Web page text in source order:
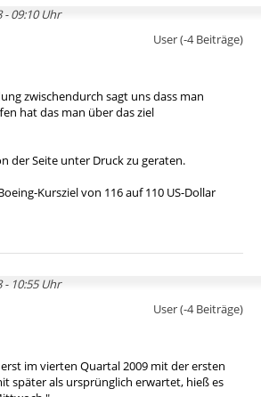
- 09:10 Uhr
User (-4 Beiträge)
zwischendurch sagt uns dass man
hat das man über das ziel
der Seite unter Druck zu geraten.
Kursziel von 116 auf 110 US-Dollar
- 10:55 Uhr
User (-4 Beiträge)
im vierten Quartal 2009 mit der ersten
später als ursprünglich erwartet, hieß es